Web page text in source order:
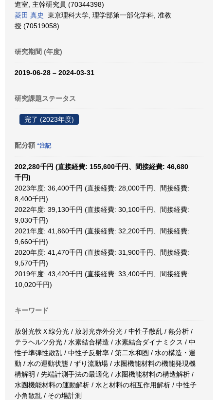
進室, 主幹研究員 (70344398)
菱田 真史
東京理科大学, 理学部第一部化学科, 准教
授 (70519058)
研究期間 (年度)
2019-06-28 – 2024-03-31
研究課題ステータス
完了 (2023年度)
配分額 *注記
202,280千円 (直接経費: 155,600千円、間接経費: 46,680
千円)
2023年度: 36,400千円 (直接経費: 28,000千円、間接経費:
8,400千円)
2022年度: 39,130千円 (直接経費: 30,100千円、間接経費:
9,030千円)
2021年度: 41,860千円 (直接経費: 32,200千円、間接経費:
9,660千円)
2020年度: 41,470千円 (直接経費: 31,900千円、間接経費:
9,570千円)
2019年度: 43,420千円 (直接経費: 33,400千円、間接経費:
10,020千円)
キーワード
放射光軟Ｘ線分光 / 放射光赤外分光 / 中性子散乱 / 熱分析 /
テラヘルツ分光 / 水素結合構造 / 水素結合ダイナミクス / 中
性子準弾性散乱 / 中性子反射率 / 第二水和圏 / 水の構造・運
動 / 水の運動状態 / ずり流動場 / 水圏機能材料の機能発現機
構解明 / 先端計測手法の最適化 / 水圏機能材料の構造解析 /
水圏機能材料の運動解析 / 水と材料の相互作用解析 / 中性子
小角散乱 / その場計測